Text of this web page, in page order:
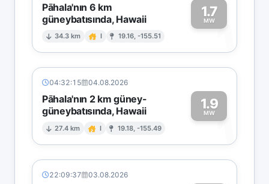
Pāhala'nın 6 km
güneybatısında, Hawaii
34.3 km I 19.16, -155.51
1.7
MW1
04:32:15 04.08.2026
Pāhala'nın 2 km güney-
güneybatısında, Hawaii
27.4 km I 19.18, -155.49
1.9
MW1
22:09:37 03.08.2026